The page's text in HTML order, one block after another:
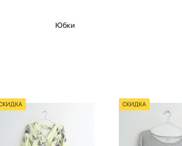
Юбки
СКИДКА